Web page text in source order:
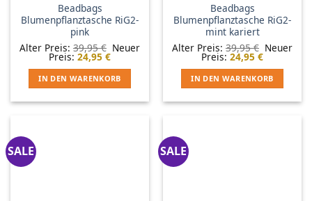
Beadbags
Blumenpflanztasche RiG2-
pink
Alter Preis: 39,95€ Ursprünglicher
39,95 €
Neuer
Preis: 24,95 €Aktueller
ist:
24,95 €.
IN DEN WARENKORB
Beadbags
Blumenpflanztasche RiG2-
mint kariert
Alter Preis: 39,95€
39,95 €
Neuer
Preis: 24,95 €Aktueller
ist:
24,95 €.
IN DEN WARENKORB
SALE SALE